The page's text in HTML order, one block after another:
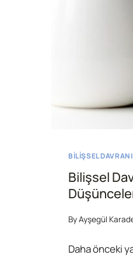
BILIŞSEL
Bilişsel
ByAyşegül
Daha önceki